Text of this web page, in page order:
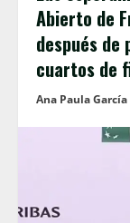
Abierto de
después de
cuartos de
Ana Paula García